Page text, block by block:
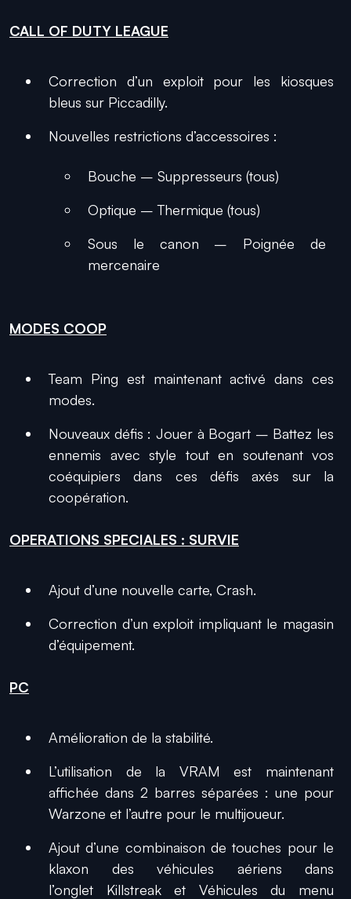
CALL OF DUTY LEAGUE
Correction d’un exploit pour les kiosques
bleus sur Piccadilly.
Nouvelles restrictions d’accessoires :
Bouche – Suppresseurs (tous)
Optique – Thermique (tous)
Sous le canon – Poignée de
mercenaire
MODES COOP
Team Ping est maintenant activé dans ces
modes.
Nouveaux défis : Jouer à Bogart – Battez les
ennemis avec style tout en soutenant vos
coéquipiers dans ces défis axés sur la
coopération.
OPERATIONS SPECIALES : SURVIE
Ajout d’une nouvelle carte, Crash.
Correction d’un exploit impliquant le magasin
d’équipement.
PC
Amélioration de la stabilité.
L’utilisation de la VRAM est maintenant
affichée dans 2 barres séparées : une pour
Warzone et l’autre pour le multijoueur.
Ajout d’une combinaison de touches pour le
klaxon des véhicules aériens dans
l’onglet Killstreak et Véhicules du menu